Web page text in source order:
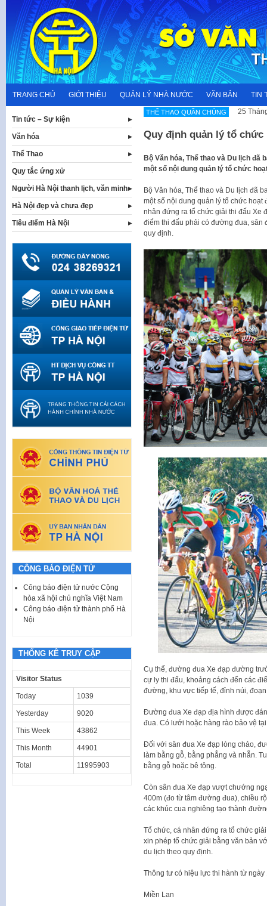
content
TRANG CHỦ GIỚI THIỆU QUẢN LÝ NHÀ NƯỚC VĂN BẢN TIN
THỂ THAO QUẦN CHÚNG 25
Quy định quản lý tổ chức
​Bộ Văn hóa, Thể thao và Du lịch đã
một số nội dung quản lý tổ chức
​Bộ Văn hóa, Thể thao và Du lịch đã
một số nội dung quản lý tổ chức hoạt
nhân đứng ra tổ chức giải thi đấu Xe
điểm thi đấu phải có đường đua, sân
quy định.
Cụ thể, đường đua Xe đạp đường
cự ly thi đấu, khoảng cách đến các
đường, khu vực tiếp tế, đỉnh núi,
Đường đua Xe đạp địa hình được
đua. Có lưới hoặc hàng rào bảo vệ
Đối với sân đua Xe đạp lòng chảo,
làm bằng gỗ, bằng phẳng và nhẵn.
bằng gỗ hoặc bê tông.
Còn sân đua Xe đạp vượt chướng
400m (đo từ tâm đường đua), chiều
các khúc cua nghiêng tạo thành
Tổ chức, cá nhân đứng ra tổ chức
xin phép tổ chức giải bằng văn bản
du lịch theo quy định.
Thông tư có hiệu lực thi hành từ ngày
Miền Lan
Tin tức – Sự kiện
Văn hóa
Thể Thao
Quy tắc ứng xử
Người Hà Nội thanh lịch, văn minh
Hà Nội đẹp và chưa đẹp
Tiêu điểm Hà Nội
CÔNG BÁO ĐIỆN TỬ
Công báo điện tử nước Cộng
hòa xã hội chủ nghĩa Việt Nam
Công báo điện tử thành phố Hà
Nội
THỐNG KÊ TRUY CẬP
Visitor Status
Today 1039
Yesterday 9020
This Week 43862
This Month 44901
Total 11995903